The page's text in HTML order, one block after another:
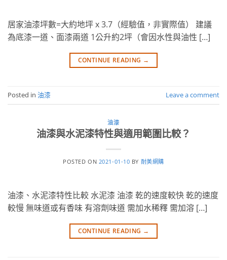
居家油漆坪數=大約地坪 x 3.7（經驗值，非實際值） 建議
為底漆一道、面漆兩道 1公升約2坪（會因水性與油性 […]
CONTINUE READING →
Posted in 油漆 Leave a comment
油漆
油漆與水泥漆特性與適用範圍比較？
POSTED ON 2021-01-10 BY 耐美網購
油漆、水泥漆特性比較 水泥漆 油漆 乾的速度較快 乾的速度
較慢 無味道或有香味 有溶劑味道 需加水稀釋 需加溶 […]
CONTINUE READING →